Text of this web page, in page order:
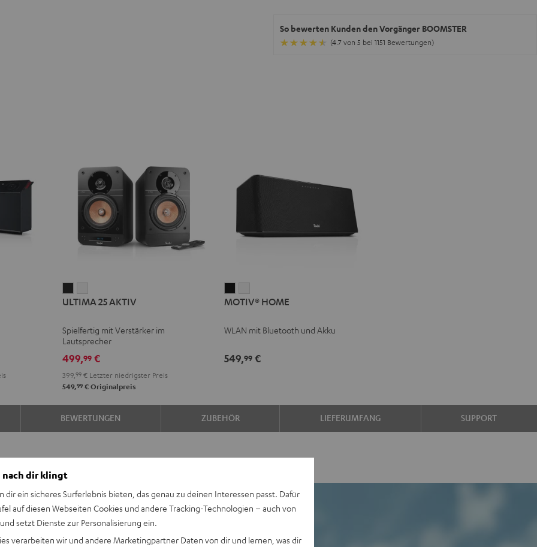
So bewerten Kunden den Vorgänger BOOMSTER
(4.7 von 5 bei 1151 Bewertungen)
25
Night
Black
25
Pure
White
ULTIMA 25 AKTIV
Spielfertig mit Verstärker im
Lautsprecher
499,99€
399, 99€Letzter niedrigster Preis
549,99€Originalpreis
HOMEHOME
MOTIV® HOME
WLAN mit Bluetooth und Akku
549,99 €
BEWERTUNGEN ZUBEHÖR LIEFERUMFANG SUPPORT
Akkulaufzeit,
nach dir klingt
dir ein sicheres Surferlebnis bieten, das genau zu deinen Interessen passt. Dafür
auf diesen Webseiten Cookies und andere Tracking-Technologien – auch von
setzt Dienste zur Personalisierung ein.
verarbeiten wir und andere Marketingpartner Daten von dir und lernen, was dir